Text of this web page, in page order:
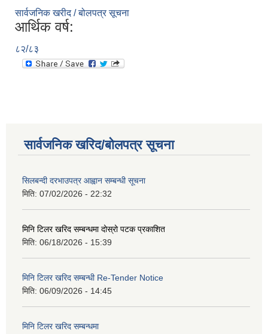
सार्वजनिक खरीद / बोलपत्र सूचना
आर्थिक वर्ष:
८२/८३
सार्वजनिक खरिद/बोलपत्र सूचना
सिलबन्दी दरभाउपत्र आह्वान सम्बन्धी सूचना
मिति: 07/02/2026 - 22:32
मिनि टिलर खरिद सम्बन्धमा दोस्रो पटक प्रकाशित
मिति: 06/18/2026 - 15:39
मिनि टिलर खरिद सम्बन्धी Re-Tender Notice
मिति: 06/09/2026 - 14:45
मिनि टिलर खरिद सम्बन्धमा